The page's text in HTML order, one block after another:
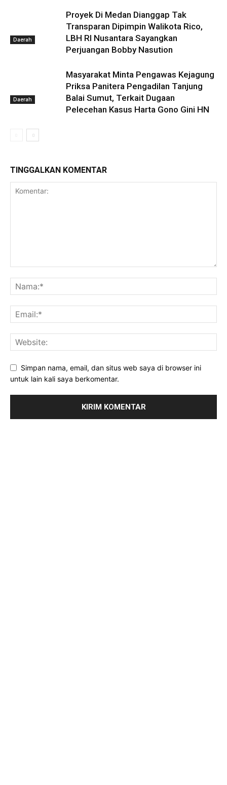
Daerah
Proyek Di Medan Dianggap Tak
Transparan Dipimpin Walikota Rico,
LBH RI Nusantara Sayangkan
Perjuangan Bobby Nasution
Daerah
Masyarakat Minta Pengawas Kejagung
Priksa Panitera Pengadilan Tanjung
Balai Sumut, Terkait Dugaan
Pelecehan Kasus Harta Gono Gini HN
TINGGALKAN KOMENTAR
Simpan nama, email, dan situs web saya di browser ini
untuk lain kali saya berkomentar.